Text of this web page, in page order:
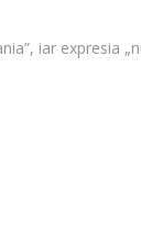
iar expresia